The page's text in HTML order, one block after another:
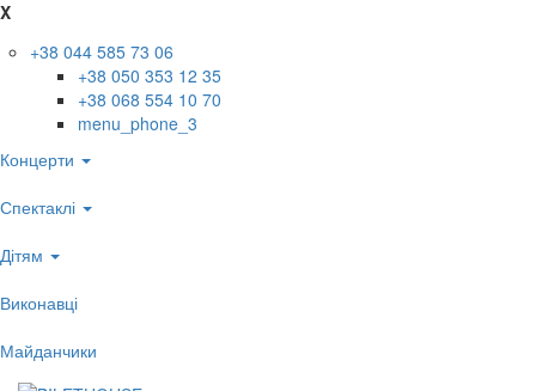
X
+38 044 585 73 06
+38 050 353 12 35
+38 068 554 10 70
menu_phone_3
Концерти
Спектаклі
Дітям
Виконавці
Майданчики